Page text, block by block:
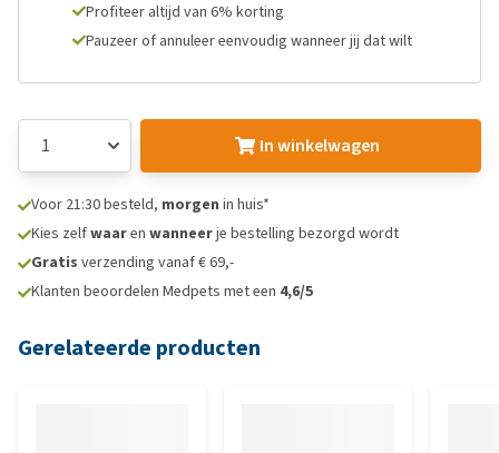
Profiteer altijd van 6% korting
Pauzeer of annuleer eenvoudig wanneer jij dat wilt
In winkelwagen
Voor 21:30 besteld, morgen in huis*
Kies zelfwaaren wanneerje bestelling bezorgd wordt
Gratis verzending vanaf € 69,-
Klanten beoordelen Medpets met een 4,6/5
Gerelateerde producten